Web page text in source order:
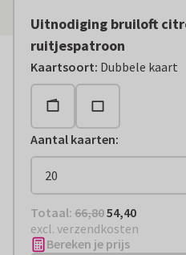
Uitnodiging bruiloft
ruitjespatroon
Kaartsoort: Dubbele kaart
Aantal kaarten:
Totaal: € 54,40
Totaal: 66,8054,40
excl. verzendkosten
Bereken je prijs